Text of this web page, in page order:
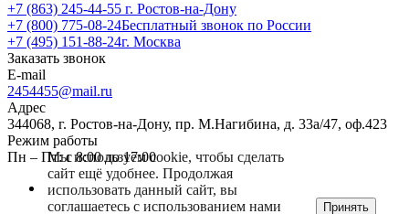
+7 (863) 245-44-55 г. Ростов-на-Дону
+7 (800) 775-08-24Бесплатный звонок по России
+7 (495) 151-88-24г. Москва
Заказать звонок
E-mail
2454455@mail.ru
Адрес
344068, г. Ростов-на-Дону, пр. М.Нагибина, д. 33а/47, оф.423
Режим работы
Пн – Пт: с 8:00 до 17:00
Мы используем cookie, чтобы сделать
сайт ещё удобнее. Продолжая
использовать данный сайт, вы
соглашаетесь с использованием нами
Принять